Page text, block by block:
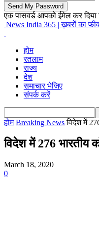
एक पासवर्ड आपको ईमेल कर दिया
News India 365 | ख़बरों का
होम
रतलाम
राज्य
देश
समाचार भेजिए
संपर्क करें
होम Breaking News विदेश में
विदेश में 276 भारतीय
March 18, 2020
0